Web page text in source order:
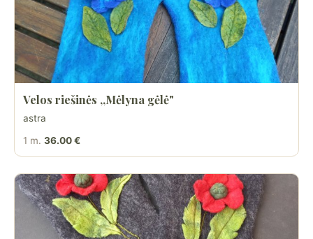
Velos riešinės ,,Mėlyna gėlė"
astra
1 m. 36.00 €